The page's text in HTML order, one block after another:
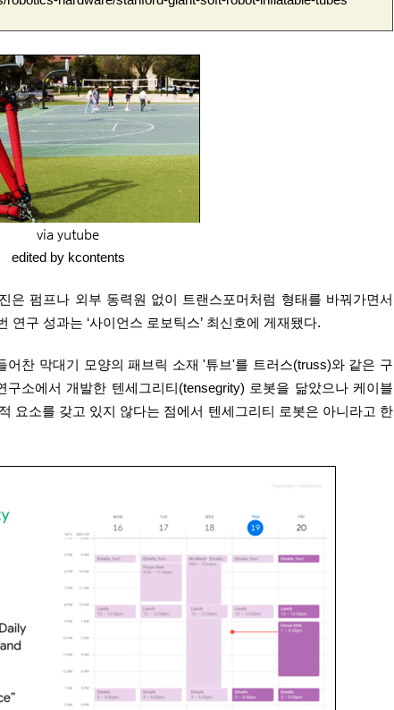
via yutube
edited by kcontents
은 펌프나 외부 동력원 없이 트랜스포머처럼 형태를 바꿔가면서
구 성과는 ‘사이언스 로보틱스’ 최신호에 게재됐다.
어찬 막대기 모양의 패브릭 소재 '튜브'를 트러스(truss)와 같은 구
소에서 개발한 텐세그리티(tensegrity) 로봇을 닮았으나 케이블
요소를 갖고 있지 않다는 점에서 텐세그리티 로봇은 아니라고 한